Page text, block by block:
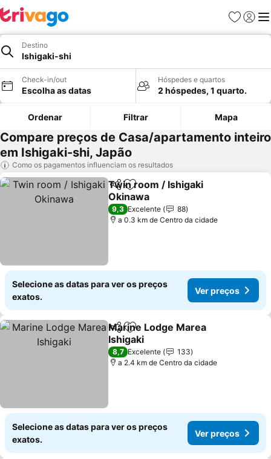
Favoritos
Iniciar
Destino
Ishigaki-shi
Check-in/out
Escolha as datas
Hóspedes e quartos
2 hóspedes, 1 quarto.
Ordenar Filtrar Mapa
Compare preços de Casa/apartamento inteiro
em Ishigaki-shi, Japão
Como os pagamentos influenciam os resultados
PartilharAdicionar aos favoritos
Twin room / Ishigaki
Okinawa
Ver preços
9,3 Excelente
88
a 0.3 km de Centro da cidade
Selecione as datas para ver os preços
exatos.
Ver preços
PartilharAdicionar aos favoritos
Marine Lodge Marea
Ishigaki
Ver preços
8,7 Excelente
133
a 2.4 km de Centro da cidade
Selecione as datas para ver os preços
exatos.
Ver preços